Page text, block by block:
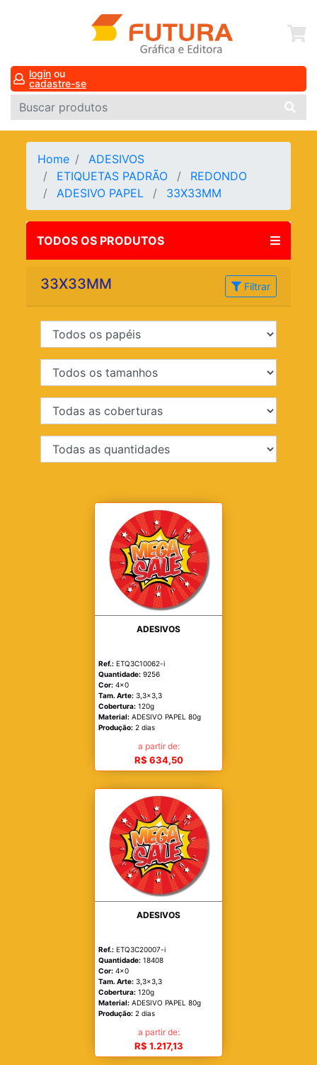
login ou
cadastre-se
Home
ADESIVOS
ETIQUETAS PADRÃO
REDONDO
ADESIVO PAPEL
33X33MM
TODOS OS PRODUTOS
33X33MM Filtrar
ADESIVOS
Ref.: ETQ3C10062-i
Quantidade: 9256
Cor: 4x0
Tam. Arte: 3,3x3,3
Cobertura: 120g
Material: ADESIVO PAPEL 80g
Produção: 2 dias
a partir de:
R$ 634,50
ADESIVOS
Ref.: ETQ3C20007-i
Quantidade: 18408
Cor: 4x0
Tam. Arte: 3,3x3,3
Cobertura: 120g
Material: ADESIVO PAPEL 80g
Produção: 2 dias
a partir de:
R$ 1.217,13